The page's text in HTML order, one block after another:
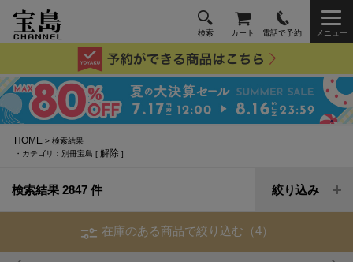
検索 カート 電話で予約 メニュー
HOME > 検索結果
・カテゴリ：別冊宝島 [解除 ]
検索結果 2847 件 絞り込み
在庫のある商品で絞り込む（4）